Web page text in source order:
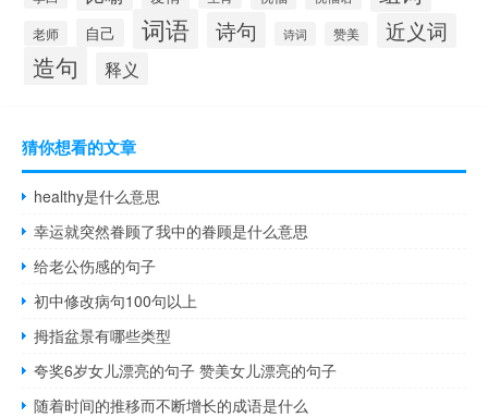
老师 自己 词语 诗句 诗词 赞美 近义词
造句 释义
猜你想看的文章
healthy是什么意思
幸运就突然眷顾了我中的眷顾是什么意思
给老公伤感的句子
初中修改病句100句以上
拇指盆景有哪些类型
夸奖6岁女儿漂亮的句子 赞美女儿漂亮的句子
随着时间的推移而不断增长的成语是什么